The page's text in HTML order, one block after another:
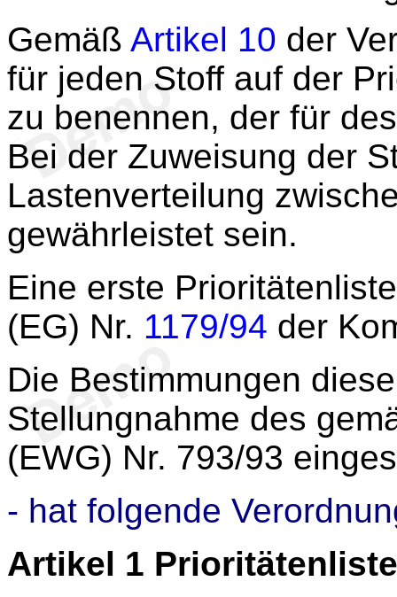
Gemäß Artikel 10 der
für jeden Stoff auf der
zu benennen, der für
Bei der Zuweisung der
Lastenverteilung
gewährleistet sein.
Eine erste
(EG) Nr. 1179/94 der
Die Bestimmungen
Stellungnahme des
(EWG) Nr. 793/93
- hat folgende
Artikel 1 Prioritätenliste